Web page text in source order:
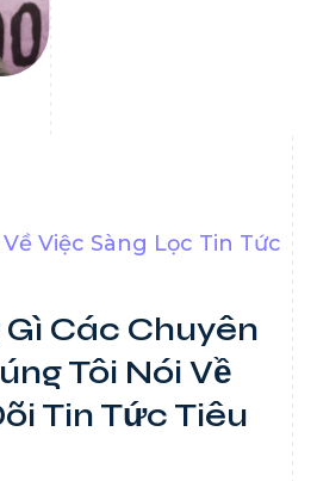
Việc Sàng Lọc Tin Tức
Các Chuyên
Tôi Nói Về
Tin Tức Tiêu